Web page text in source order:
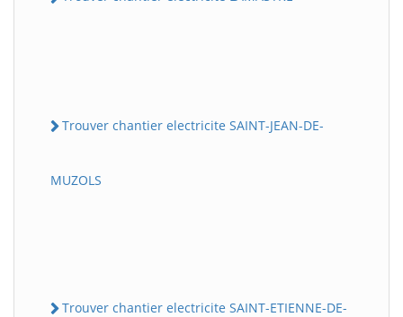
Trouver chantier electricite SAINT-JEAN-DE-
MUZOLS
Trouver chantier electricite SAINT-ETIENNE-DE-